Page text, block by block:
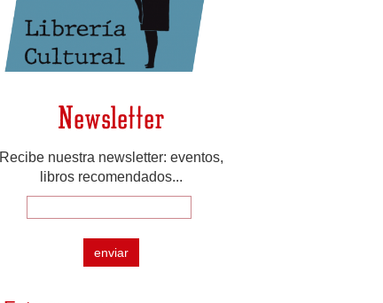
Newsletter
Recibe nuestra newsletter: eventos,
libros recomendados...
enviar